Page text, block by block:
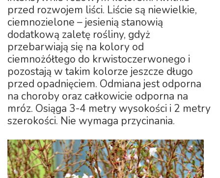
przed rozwojem liści. Liście są niewielkie,
ciemnozielone – jesienią stanowią
dodatkową zaletę rośliny, gdyż
przebarwiają się na kolory od
ciemnożółtego do krwistoczerwonego i
pozostają w takim kolorze jeszcze długo
przed opadnięciem. Odmiana jest odporna
na choroby oraz całkowicie odporna na
mróz. Osiąga 3-4 metry wysokości i 2 metry
szerokości. Nie wymaga przycinania.